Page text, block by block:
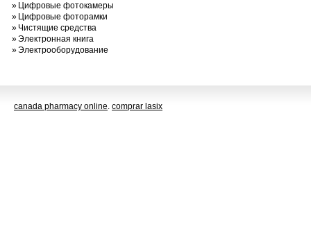
» Цифровые фотокамеры
» Цифровые фоторамки
» Чистящие средства
»Электронная книга
»Электрооборудование
canada pharmacy online. comprar lasix